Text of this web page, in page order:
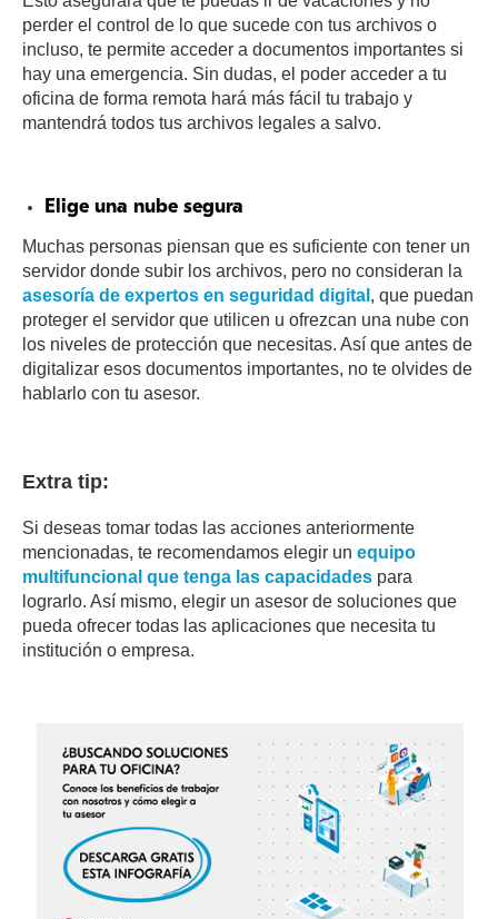
perder el control de lo que sucede con tus archivos o
incluso, te permite acceder a documentos importantes si
hay una emergencia. Sin dudas, el poder acceder a tu
oficina de forma remota hará más fácil tu trabajo y
mantendrá todos tus archivos legales a salvo.
Elige una nube segura
Muchas personas piensan que es suficiente con tener un
servidor donde subir los archivos, pero no consideran la
asesoría de expertos en seguridad digital , que puedan
proteger el servidor que utilicen u ofrezcan una nube con
los niveles de protección que necesitas. Así que antes de
digitalizar esos documentos importantes, no te olvides de
hablarlo con tu asesor.
Extra tip:
Si deseas tomar todas las acciones anteriormente
mencionadas, te recomendamos elegir un equipo
multifuncional que tenga las capacidades para
lograrlo. Así mismo, elegir un asesor de soluciones que
pueda ofrecer todas las aplicaciones que necesita tu
institución o empresa.